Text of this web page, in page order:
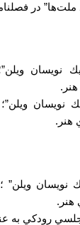
در
نويسان
نويسان
هنر.
نويسان
هنر.
رودكي به